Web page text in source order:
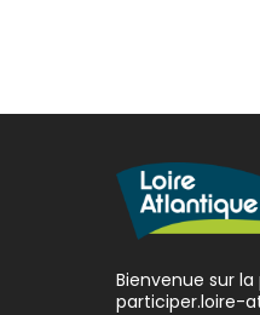
Bienvenue sur
participer.loire-